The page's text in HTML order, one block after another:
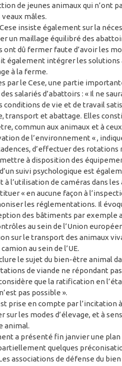
de jeunes animaux qui n’ont
mâles.
insiste également sur la
un maillage équilibré des
dû fermer faute d’avoir les
également intégrer les
à la ferme.
par le Cese, une partie
salariés d’abattoirs : « Il ne
conditions de vie et de travail
transport et abattage. Elles
commun aux animaux et à
de l’environnement « ,
d’effectuer des rotations
à disposition des
suivi psychologique est
l’utilisation de caméras dans
« en aucune façon à
les réglementations. Il
des bâtiments par exemple
au sein de l’Union
sur le transport des animaux
au sein de l’UE.
le sujet du bien-être animal
de viande ne répondant
que la ratification en
pas possible ».
prise en compte par l’incitation
les modes d’élevage, et à
animal.
a présenté fin janvier une
quelques
associations de défense du